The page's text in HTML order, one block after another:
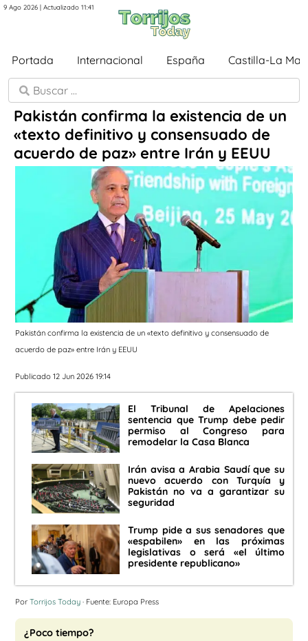
9 Ago 2026 | Actualizado 11:41
Portada Internacional España Castilla-La
Pakistán confirma la existencia de un
«texto definitivo y consensuado de
acuerdo de paz» entre Irán y EEUU
Pakistán confirma la existencia de un «texto definitivo y consensuado de
acuerdo de paz» entre Irán y EEUU
Publicado 12 Jun 2026 19:14
El Tribunal de Apelaciones
sentencia que Trump debe pedir
permiso al Congreso para
remodelar la Casa Blanca
Irán avisa a Arabia Saudí que su
nuevo acuerdo con Turquía y
Pakistán no va a garantizar su
seguridad
Trump pide a sus senadores que
«espabilen» en las próximas
legislativas o será «el último
presidente republicano»
Por Torrijos Today · Fuente: Europa Press
¿Poco tiempo?